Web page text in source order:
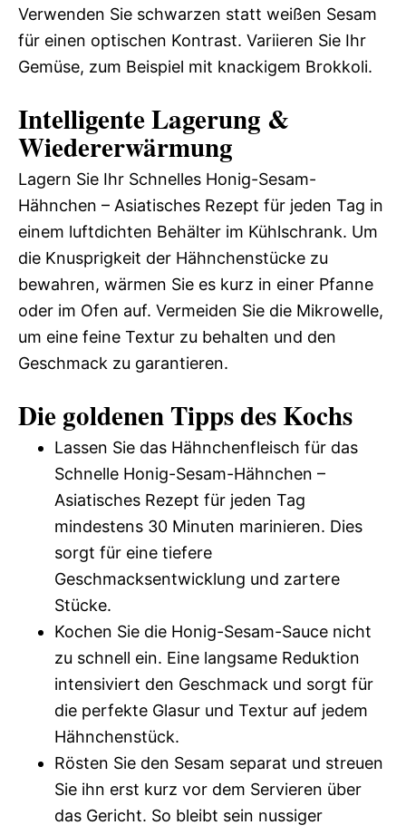
Verwenden Sie schwarzen statt weißen Sesam
für einen optischen Kontrast. Variieren Sie Ihr
Gemüse, zum Beispiel mit knackigem Brokkoli.
Intelligente Lagerung &
Wiedererwärmung
Lagern Sie Ihr Schnelles Honig-Sesam-
Hähnchen – Asiatisches Rezept für jeden Tag in
einem luftdichten Behälter im Kühlschrank. Um
die Knusprigkeit der Hähnchenstücke zu
bewahren, wärmen Sie es kurz in einer Pfanne
oder im Ofen auf. Vermeiden Sie die Mikrowelle,
um eine feine Textur zu behalten und den
Geschmack zu garantieren.
Die goldenen Tipps des Kochs
Lassen Sie das Hähnchenfleisch für das
Schnelle Honig-Sesam-Hähnchen –
Asiatisches Rezept für jeden Tag
mindestens 30 Minuten marinieren. Dies
sorgt für eine tiefere
Geschmacksentwicklung und zartere
Stücke.
Kochen Sie die Honig-Sesam-Sauce nicht
zu schnell ein. Eine langsame Reduktion
intensiviert den Geschmack und sorgt für
die perfekte Glasur und Textur auf jedem
Hähnchenstück.
Rösten Sie den Sesam separat und streuen
Sie ihn erst kurz vor dem Servieren über
das Gericht. So bleibt sein nussiger